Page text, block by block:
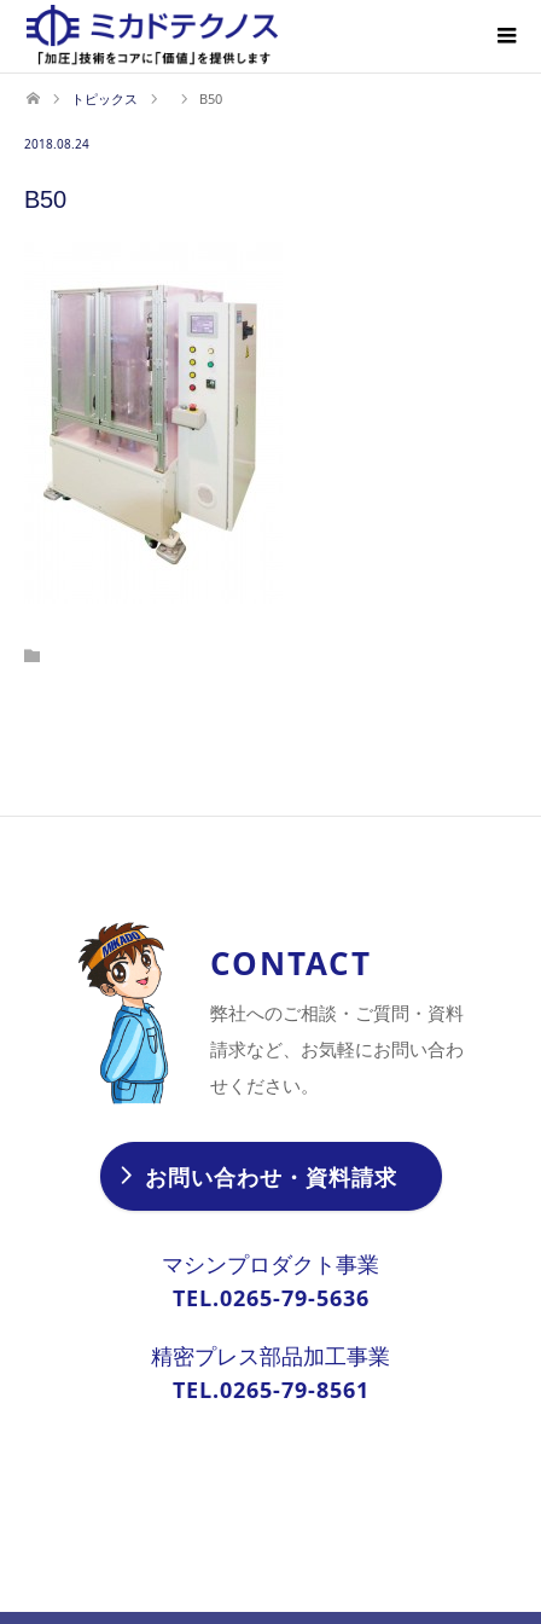
トピックス B50
2018.08.24
B50
CONTACT
弊社へのご相談・ご質問・資料
請求など、お気軽にお問い合わ
せください。
お問い合わせ・資料請求
マシンプロダクト事業
TEL.0265-79-5636
精密プレス部品加工事業
TEL.0265-79-8561